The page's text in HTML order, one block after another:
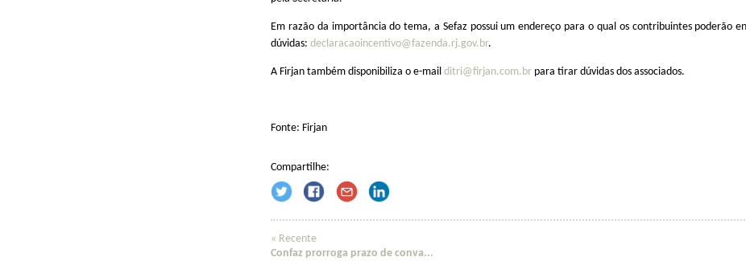
Em razão da importância do tema, a Sefaz possui um endereço para o qual os contribuintes poderão
dúvidas: declaracaoincentivo@fazenda.rj.gov.br.
A Firjan também disponibiliza o e-mail ditri@firjan.com.br para tirar dúvidas dos associados.
Fonte: Firjan
Compartilhe:
« Recente
Confaz prorroga prazo de conva...